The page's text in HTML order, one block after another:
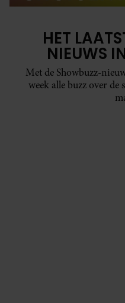
HET
NIEUWS
Met de Showbuzz-
week alle buzz over